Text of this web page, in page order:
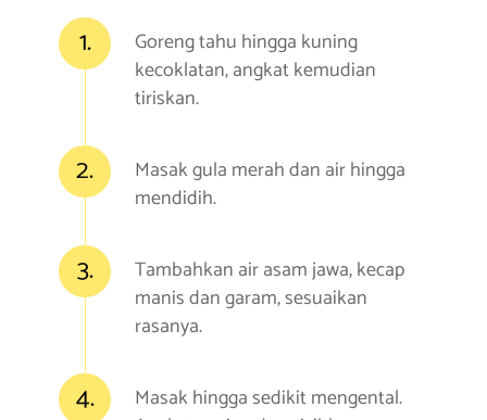
1.
Goreng tahu hingga kuning
kecoklatan, angkat kemudian
tiriskan.
2.
Masak gula merah dan air hingga
mendidih.
3.
Tambahkan air asam jawa, kecap
manis dan garam, sesuaikan
rasanya.
4.
Masak hingga sedikit mengental.